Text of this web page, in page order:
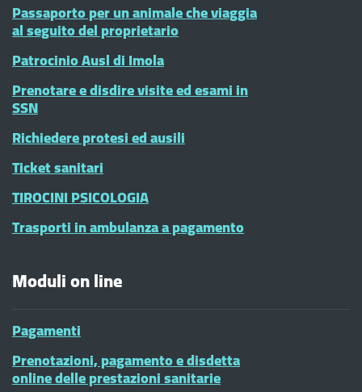
Passaporto per un animale che viaggia
al seguito del proprietario
Patrocinio Ausl di Imola
Prenotare e disdire visite ed esami in
SSN
Richiedere protesi ed ausili
Ticket sanitari
TIROCINI PSICOLOGIA
Trasporti in ambulanza a pagamento
Moduli on line
Pagamenti
Prenotazioni, pagamento e disdetta
online delle prestazioni sanitarie